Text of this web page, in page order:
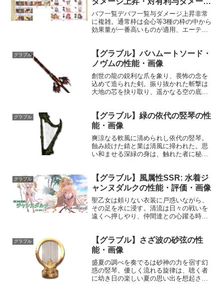
UPの共存一覧早見表
バフ一覧デバフ一覧与ダメージ上昇非常
に複雑。通常枠は会心等3種の枠の中から
効果量が一番高いものが適用、エーテリ
与ダメ+はほぼ無駄になるので注意。通常
枠上書き強度あり。...
グラブル
【グラブル】バハムートソード・
ノヴムの性能・画像
創世の龍の鋭利な爪を象り、畏怖の念を
込めて造られた剣。振り抜かれた斬撃は
大地の芯を抉り取り、遥かなる空の底へ
ンレイヴ敵に闇属性4.0倍ダメージ〔減衰
値1,...
グラブル
【グラブル】緑の依代の竪琴の性
能・画像
爽涼なる軟風に清められし依代の竪琴。
蝕み続けた錆と業は清風に掃われた。思
い和ませる深緑の身は、触れた者に秘め
MAXLv10798575奥義レクイエム敵に風属
性3.5倍ダメー...
グラブル
【グラブル】風属性SSR: 水着ジ
ャンヌダルクの性能・評価・画像
聖乙女は頼りない衣装に戸惑いながら、
その足を水に浸す。清流は日々の戦いを
遠くへ押しやり、仲間達との心躍る時間
身で、このような時間を得て許されるの
か、と……プロフィール年...
グラブル
【グラブル】さざ波の砂弦の性
能・画像
盛夏の調べを奏でるは砂神の力を宿す幻
惑の竪琴。優しく流れる旋律は、聴く者
に幼き日の楽しい夏の思い出を想起させ